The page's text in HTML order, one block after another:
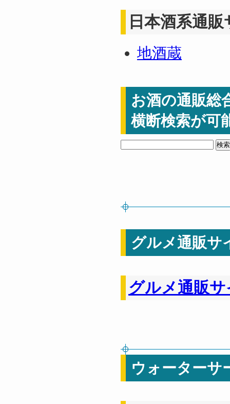
日本酒系通
地酒蔵
お酒の通販総
横断検索が可
グルメ通販サ
グルメ通販
ウォーターサ